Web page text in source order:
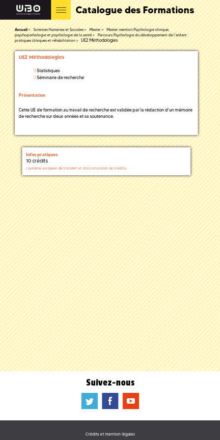
Catalogue des Formations
Accueil Sciences Humaines et Sociales Master
Master mention Psychologie clinique,
psychopathologie et psychologie de la santé
Parcours Psychologie du développement de l’enfant :
pratiques cliniques et réhabilitation
UE2 Méthodologies
UE2 Méthodologies
Statistiques
Séminaire de recherche
Présentation
Cette UE de formation au travail de recherche est validée par la rédaction d'un mémoire
de recherche sur deux années et sa soutenance.
Infos pratiques
10 crédits
( système européen de transfert et d'accumulation de crédits)
Suivez-nous
a b f
Crédits et mention légales